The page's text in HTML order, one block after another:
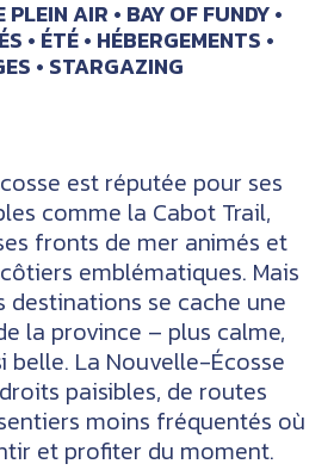
PLEIN AIR
BAY OF FUNDY
ÉTÉ
HÉBERGEMENTS
STARGAZING
est réputée pour ses
comme la Cabot Trail,
fronts de mer animés et
emblématiques. Mais
destinations se cache une
la province – plus calme,
belle. La Nouvelle-Écosse
paisibles, de routes
moins fréquentés où
et profiter du moment.